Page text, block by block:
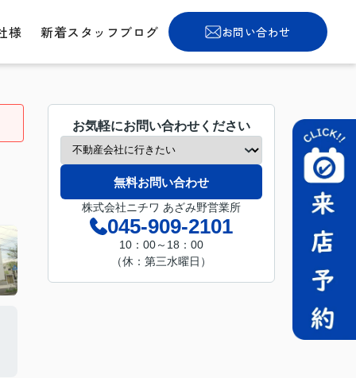
様 新着スタッフブログ お問い合わせ
お気軽にお問い合わせください
無料お問い合わせ
株式会社ニチワ あざみ野営業所
045-909-2101
10：00～18：00
（休：第三水曜日）